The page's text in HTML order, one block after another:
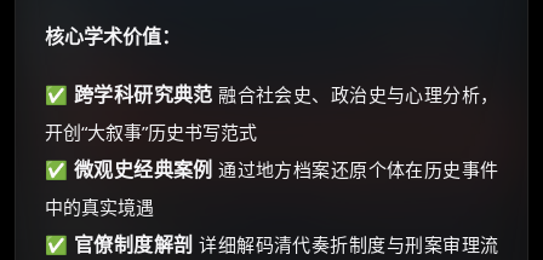
核心学术价值：
✅ 跨学科研究典范 融合社会史、政治史与心理分析，
开创“大叙事”历史书写范式
✅ 微观史经典案例 通过地方档案还原个体在历史事件
中的真实境遇
✅ 官僚制度解剖 详细解码清代奏折制度与刑案审理流